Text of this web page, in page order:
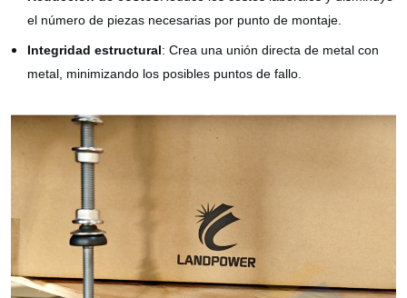
el número de piezas necesarias por punto de montaje.
Integridad estructural: Crea una unión directa de metal con
metal, minimizando los posibles puntos de fallo.